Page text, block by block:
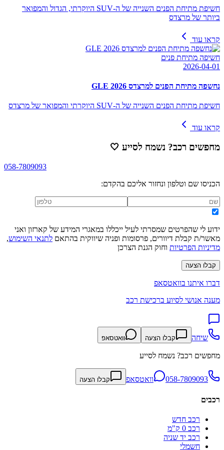
חשיפת מתיחת הפנים השנייה של ה-SUV היוקרתי, הגדול והמפואר
ביותר של מרצדס
קראו עוד
חשיפה מתיחת פנים
2026-04-01
נחשפה מתיחת הפנים למרצדס GLE 2026
חשיפת מתיחת הפנים השנייה של ה-SUV היוקרתי והמפואר של מרצדס
קראו עוד
מחפשים רכב? נשמח לסייע 🤍
058-7809093
הכניסו שם וטלפון ונחזור אליכם בהקדם:
ידוע לי שהפרטים שמסרתי לעיל ייכללו במאגרי המידע של קארזון ואני
מאשר/ת קבלת דיוורים, פרסומות ופניה שיווקית בהתאם לתנאי השימוש,
מדיניות הפרטיות וחוק הגנת הצרכן
קבלו הצעה
דברו איתנו בוואטסאפ
מענה אנושי לסיוע ברכישת רכב
שיחה קבלו הצעה וואטסאפ
מחפשים רכב? נשמח לסייע
058-7809093 וואטסאפ קבלו הצעה
רכבים
רכב חדש
רכב 0 ק"מ
רכב יד שניה
חשמלי